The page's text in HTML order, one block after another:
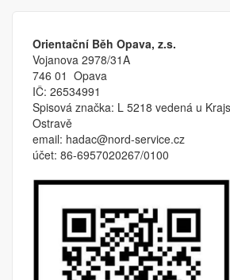
Orientační Běh Opava, z.s.
Vojanova 2978/31A
746 01 Opava
IČ: 26534991
Spisová značka: L 5218 vedená u
Ostravě
email: hadac@nord-service.cz
účet: 86-6957020267/0100